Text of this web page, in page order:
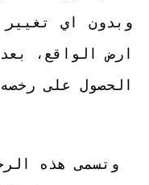
وبدون اي
ارض الواقع،
الحصول على
وتسمى هذه